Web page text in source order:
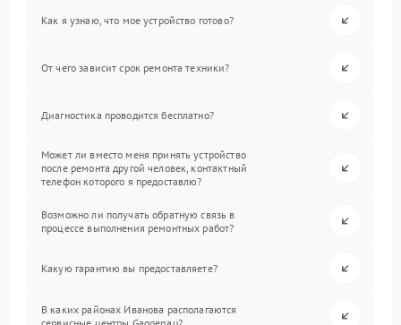
Как я узнаю, что мое устройство готово?
От чего зависит срок ремонта техники?
Диагностика проводится бесплатно?
Может ли вместо меня принять устройство
после ремонта другой человек, контактный
телефон которого я предоставлю?
Возможно ли получать обратную связь в
процессе выполнения ремонтных работ?
Какую гарантию вы предоставляете?
В каких районах Иванова располагаются